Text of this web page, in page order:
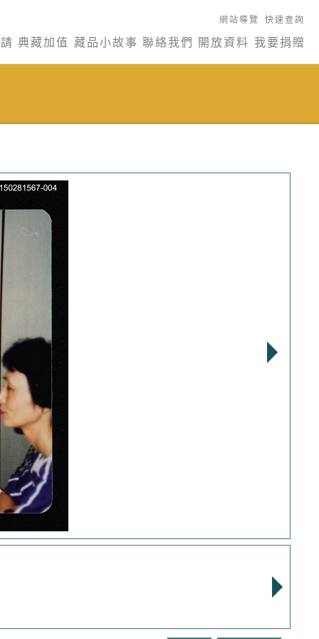
網站導覽 快速查詢
典藏加值 藏品小故事 聯絡我們 開放資料 我要捐贈